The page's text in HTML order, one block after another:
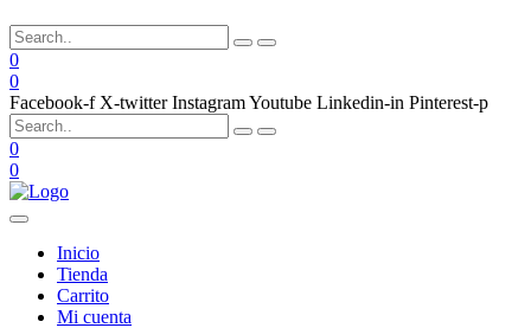
0
0
Facebook-f X-twitter InstagramYoutube Linkedin-in Pinterest-p
0
0
Inicio
Tienda
Carrito
Mi cuenta